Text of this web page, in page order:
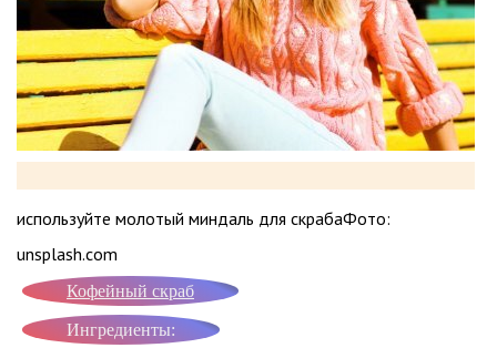
используйте молотый миндаль для скрабаФото:
unsplash.com
Кофейный скраб
Ингредиенты: